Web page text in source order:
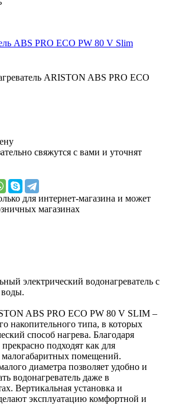
ARISTON ABS PRO ECO
свяжутся с вами и уточнят
для интернет-магазина и может
магазинах
электрический водонагреватель с
ABS PRO ECO PW 80 V SLIM –
накопительного типа, в которых
способ нагрева. Благодаря
подходят как для
малогабаритных помещений.
диаметра позволяет удобно и
водонагреватель даже в
Вертикальная установка и
эксплуатацию комфортной и